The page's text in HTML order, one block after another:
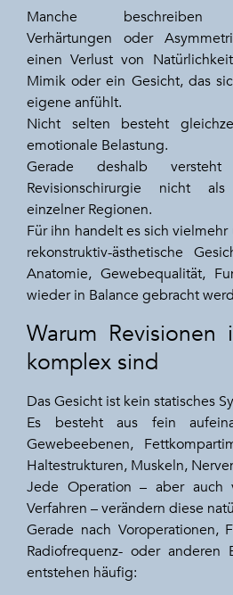
Manche beschreiben
Verhärtungen oder
einen Verlust von
Mimik oder ein Gesicht, das
eigene anfühlt.
Nicht selten besteht
emotionale Belastung.
Gerade deshalb
Revisionschirurgie nicht
einzelner Regionen.
Für ihn handelt es sich
rekonstruktiv-ästhetische
Anatomie, Gewebequalität,
wieder in Balance gebracht
Warum Revisionen
komplex sind
Das Gesicht ist kein statisches
Es besteht aus fein
Gewebeebenen,
Haltestrukturen, Muskeln,
Jede Operation – aber auch
Verfahren – verändern diese
Gerade nach Voroperationen,
Radiofrequenz- oder anderen
entstehen häufig: